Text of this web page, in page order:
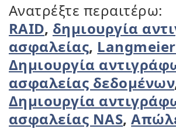
Ανατρέξτε περαιτέρω:
RAID, δημιουργία
ασφαλείας,
Δημιουργία
ασφαλείας δεδομένων
Δημιουργία
ασφαλείας NAS,